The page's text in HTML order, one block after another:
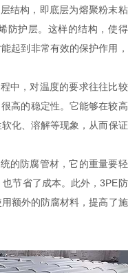
结构，即底层为熔聚粉末粘
防护层。这样的结构，使得
起到非常有效的保护作用，
中，对温度的要求往往比较
高的稳定性。它能够在较高
化、溶解等现象，从而保证
的防腐管材，它的重量要轻
节省了成本。此外，3PE防
额外的防腐材料，提高了施